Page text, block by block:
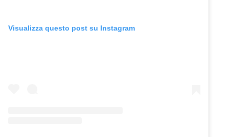
Visualizza questo post su Instagram